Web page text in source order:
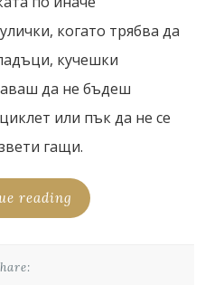
когато трябва да
кучешки
да не бъдеш
или пък да не се
гащи.
reading